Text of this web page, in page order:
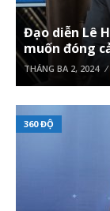
Đạo diễn Lê
muốn đóng
THÁNG BA 2, 2024
360 ĐỘ